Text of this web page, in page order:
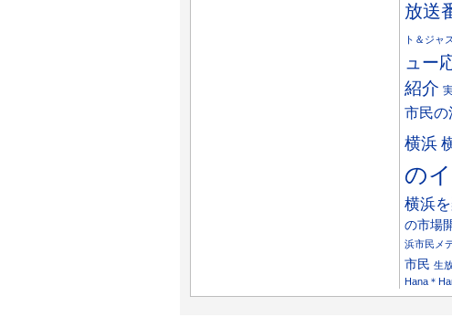
放送
ト＆ジャ
ュー
紹介
市民の
横浜
の
横浜
の市場
浜市民メ
市民 生
Hana＊